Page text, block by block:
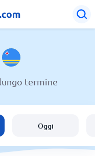
termine
Oggi